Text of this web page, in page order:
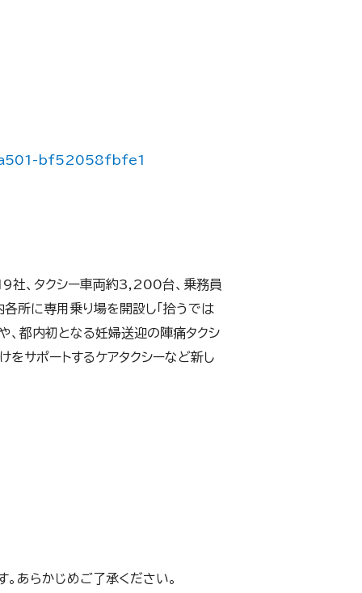
bf52058fbfe1
社、タクシー車両約3,200台、乗務員
所に専用乗り場を開設し「拾うでは
、都内初となる妊婦送迎の陣痛タクシ
をサポートするケアタクシーなど新し
あらかじめご了承ください。